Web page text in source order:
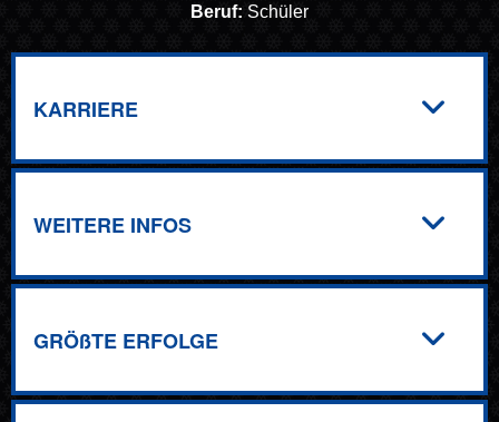
Beruf: Schüler
KARRIERE
WEITERE INFOS
GRÖßTE ERFOLGE